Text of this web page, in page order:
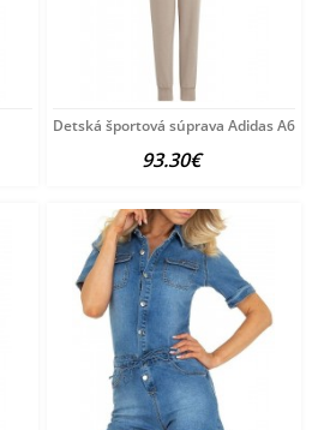
Detská športová súprava Adidas
93.30€